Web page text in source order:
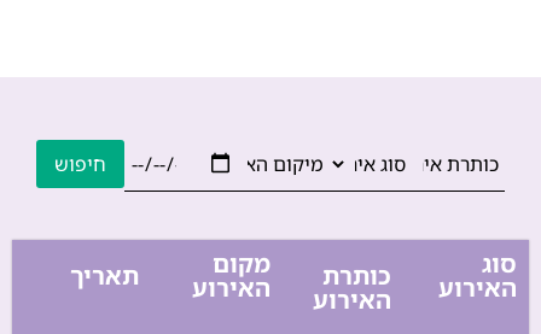
חיפוש
סוג
האירוע כותרת
האירוע
מקום
האירוע תאריך